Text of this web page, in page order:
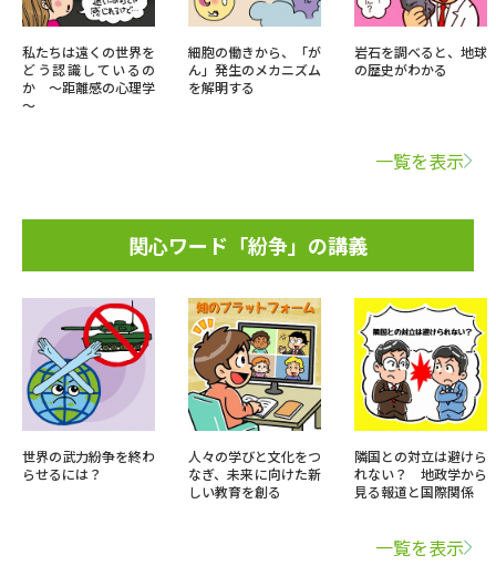
私たちは遠くの世界を
どう認識しているの
か ～距離感の心理学
～
細胞の働きから、「が
ん」発生のメカニズム
を解明する
岩石を調べると、地球
の歴史がわかる
一覧を表示
関心ワード「紛争」の講義
世界の武力紛争を終わ
らせるには？
人々の学びと文化をつ
なぎ、未来に向けた新
しい教育を創る
隣国との対立は避けら
れない？ 地政学から
見る報道と国際関係
一覧を表示